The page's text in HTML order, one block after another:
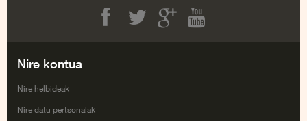
Nire kontua
Nire helbideak
Nire datu pertsonalak